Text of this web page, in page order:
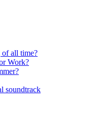
of all time?
Work?
soundtrack